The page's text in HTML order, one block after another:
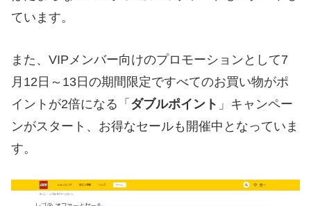
ています。
また、VIPメンバー向けのプロモーションとして7
月12日～13日の期間限定ですべてのお買い物がポ
イントが2倍になる「 ダブルポイント 」キャンペー
ンがスタート、お得なセールも開催中となっていま
す。